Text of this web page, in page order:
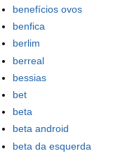
benefícios ovos
benfica
berlim
berreal
bessias
bet
beta
beta android
beta da esquerda